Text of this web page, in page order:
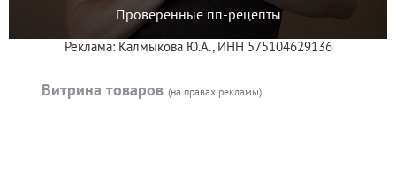
Проверенные пп-рецепты
Реклама: Калмыкова Ю.А., ИНН 575104629136
Витрина товаров (на правах рекламы)